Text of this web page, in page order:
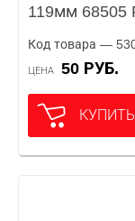
119мм 68505
Код товара —
ЦЕНА 50 РУБ.
КУПИТЬ